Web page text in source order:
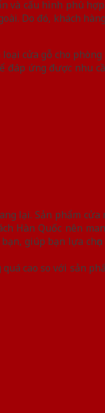
và cấu hình phù
Do đó, khách
loại cửa gỗ cho
đáp ứng được nhu
lại. Sản phẩm cửa
Hàn Quốc nên
giúp bạn lựa
cao so với sản